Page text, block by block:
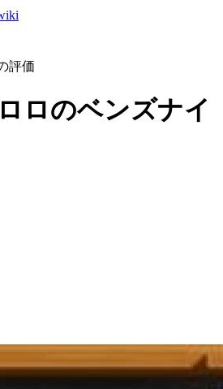
評価
ロのベンズナイ